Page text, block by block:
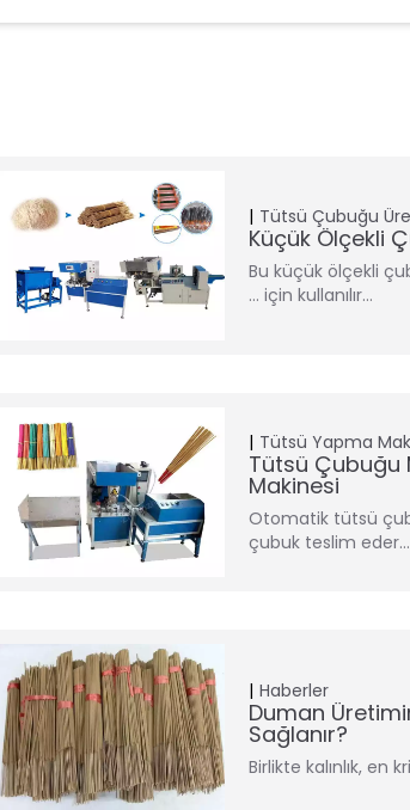
Tütsü Çubuğu
Küçük Ölçekli
Bu küçük ölçekli
… için kullanılır…
Tütsü Yapma
Tütsü Çubuğu
Makinesi
Otomatik tütsü
çubuk teslim eder…
Haberler
Duman
Sağlanır?
Birlikte kalınlık, en